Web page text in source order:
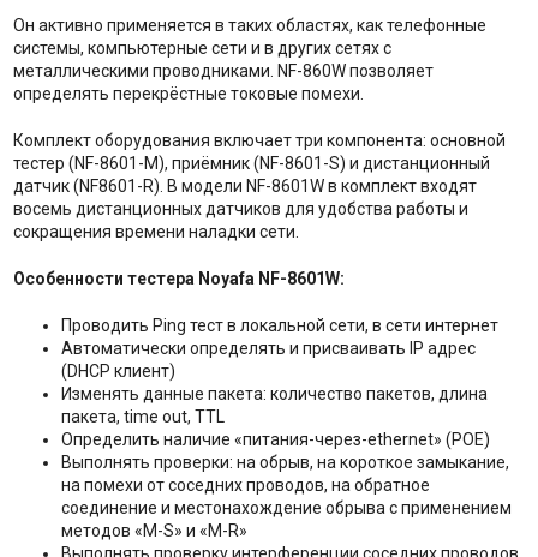
Он активно применяется в таких областях, как телефонные
системы, компьютерные сети и в других сетях с
металлическими проводниками. NF-860W позволяет
определять перекрёстные токовые помехи.
Комплект оборудования включает три компонента: основной
тестер (NF-8601-M), приёмник (NF-8601-S) и дистанционный
датчик (NF8601-R). В модели NF-8601W в комплект входят
восемь дистанционных датчиков для удобства работы и
сокращения времени наладки сети.
Особенности тестера Noyafa NF-8601W:
Проводить Ping тест в локальной сети, в сети интернет
Автоматически определять и присваивать IP адрес
(DHCP клиент)
Изменять данные пакета: количество пакетов, длина
пакета, time out, TTL
Определить наличие «питания-через-ethernet» (POE)
Выполнять проверки: на обрыв, на короткое замыкание,
на помехи от соседних проводов, на обратное
соединение и местонахождение обрыва с применением
методов «M-S» и «M-R»